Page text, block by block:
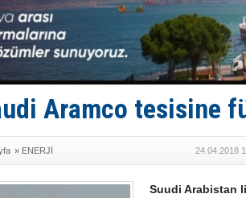
Fairline,
Baltık
Runit
Limana
Türk
Hüseyin
Med
Aramco tesisine
» ENERJİ 24.04.2018
Suudi Arabistan